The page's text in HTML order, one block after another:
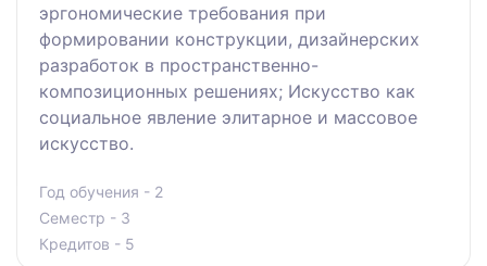
эргономические требования при
формировании конструкции, дизайнерских
разработок в пространственно-
композиционных решениях; Искусство как
социальное явление элитарное и массовое
искусство.
Год обучения - 2
Семестр - 3
Кредитов - 5